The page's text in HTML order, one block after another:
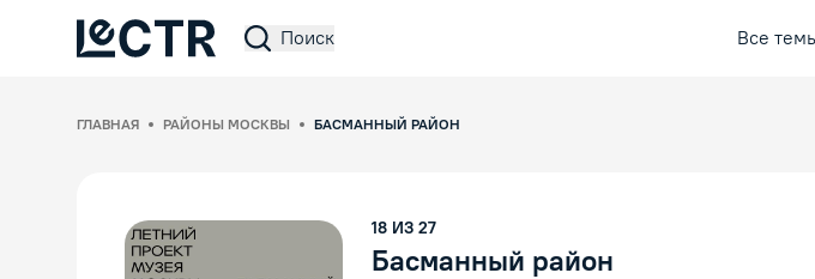
Поиск Все
ГЛАВНАЯ РАЙОНЫ МОСКВЫ БАСМАННЫЙ РАЙОН
18 ИЗ 27
Басманный район